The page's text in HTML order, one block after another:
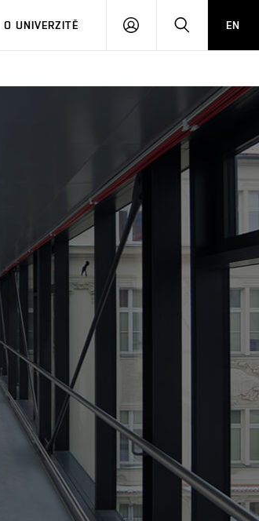
O UNIVERZITĚ
PŘIHLÁSIT HLEDATEN